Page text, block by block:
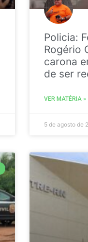
Policia:
Rogério
carona
de ser
VER MATÉRIA »
5 de agosto de